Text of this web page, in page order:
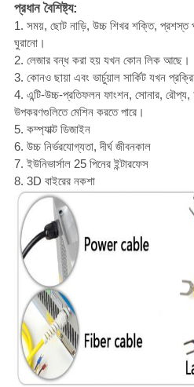
প্রধান বৈশিষ্ট্য:
1. সময়, ছোট নাড়ি, উচ্চ শিখর শক্তি, প্রশস্ত
ঘুরানো।
2. লেজার বন্ধ করা হয় যখন কোন লিক আছে।
3. কোনও ছায়া এবং ভার্চুয়াল সার্কিট যখন
4. এন্টি-উচ্চ-প্রতিফলন ফাংশন, সোনার, রৌপ্য,
উপকরণগুলিতে মেশিন করতে পারে।
5. কম্প্যাক্ট ডিজাইন
6. উচ্চ নির্ভরযোগ্যতা, দীর্ঘ জীবনকাল
7. ইউনিভার্সাল 25 পিনের ইন্টারফেস
8. 3D বাইরের নকশা